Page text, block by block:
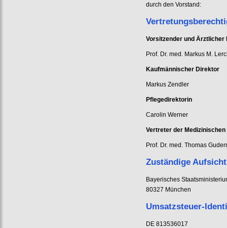
durch den Vorstand:
Vorsitzender und Ärztlicher
Prof. Dr. med. Markus M.
Kaufmännischer Direktor
Markus Zendler
Pflegedirektorin
Carolin Werner
Vertreter der Medizinischen
Prof. Dr. med. Thomas
Zuständige
Bayerisches
80327 München
Umsatzsteuer-
DE 813536017